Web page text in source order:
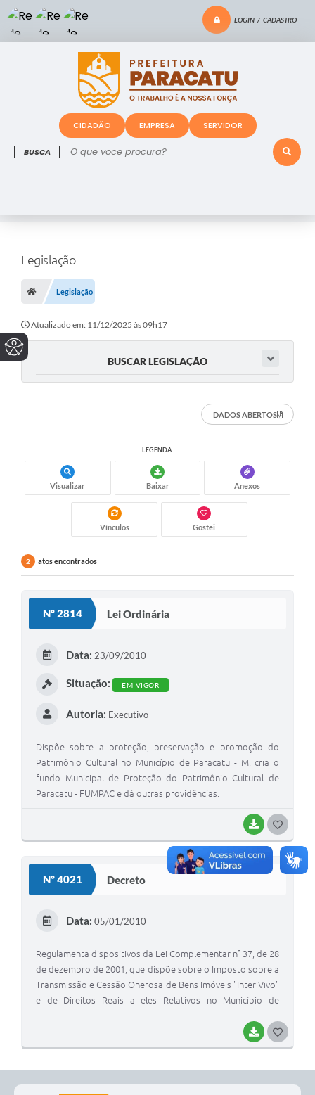
LOGIN / CADASTRO
O que voce procura?
CIDADÃO EMPRESA SERVIDOR
Legislação
Legislação
Atualizado em: 11/12/2025 às 09h17
BUSCAR LEGISLAÇÃO
DADOS ABERTOS
LEGENDA:
Visualizar Baixar Anexos
Vínculos Gostei
2 atos encontrados
Nº 2814 Lei Ordinária
BAIXAR
O
S
Data: 23/09/2010
Situação: EM VIGOR
Autoria: Executivo
Dispõe sobre a proteção, preservação e promoção do
Patrimônio Cultural no Município de Paracatu - M, cria o
fundo Municipal de Proteção do Patrimônio Cultural de
Paracatu - FUMPAC e dá outras providências.
Nº 4021 Decreto
BAIXAR
Data: 05/01/2010
Regulamenta dispositivos da Lei Complementar n° 37, de 28
de dezembro de 2001, que dispõe sobre o Imposto sobre a
Transmissão e Cessão Onerosa de Bens Imóveis "Inter Vivo"
e de Direitos Reais a eles Relativos no Município de